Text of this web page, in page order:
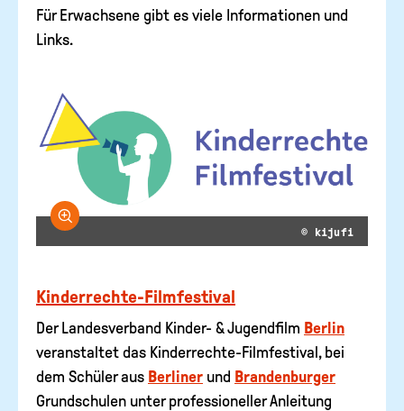
Für Erwachsene gibt es viele Informationen und
Links.
Bild vergrößern
© kijufi
Kinderrechte-Filmfestival
Der Landesverband Kinder- & Jugendfilm Berlin
veranstaltet das Kinderrechte-Filmfestival, bei
dem Schüler aus Berliner und Brandenburger
Grundschulen unter professioneller Anleitung